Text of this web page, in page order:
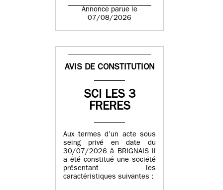
Annonce parue le
07/08/2026
AVIS DE CONSTITUTION
SCI LES 3
FRERES
Aux termes d’un acte sous
seing privé en date du
30/07/2026 à BRIGNAIS il
a été constitué une société
présentant les
caractéristiques suivantes :